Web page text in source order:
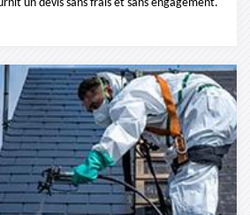
un devis sans frais et sans engagement.